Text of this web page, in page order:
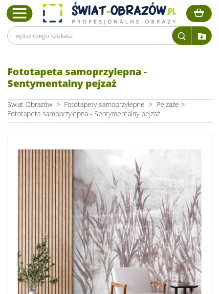
Fototapeta samoprzylepna -
Sentymentalny pejzaż
Świat Obrazów > Fototapety samoprzylepne > Pejzaże >
Fototapeta samoprzylepna - Sentymentalny pejzaż